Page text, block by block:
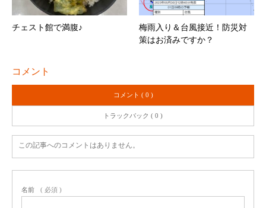
チェスト館で満腹♪
梅雨入り＆台風接近！防災対
策はお済みですか？
コメント
コメント ( 0 )
トラックバック ( 0 )
この記事へのコメントはありません。
名前 ( 必須 )